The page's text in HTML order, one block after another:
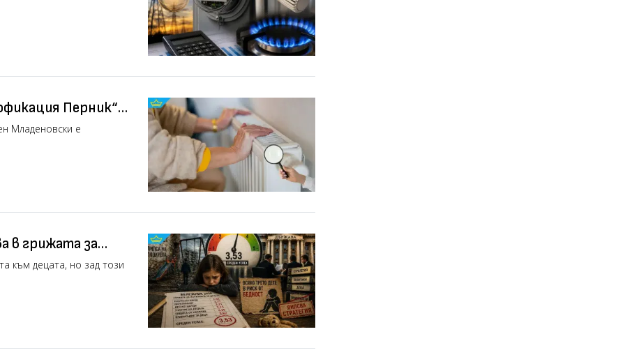
Перник“
Младеновски е
в грижата за
към децата, но зад този